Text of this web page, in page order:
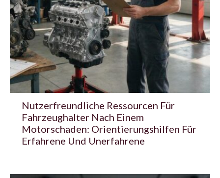
Nutzerfreundliche Ressourcen Für
Fahrzeughalter Nach Einem
Motorschaden: Orientierungshilfen Für
Erfahrene Und Unerfahrene